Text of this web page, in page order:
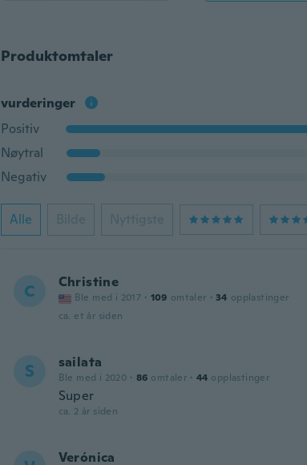
Produktomtaler
vurderinger
Positiv
Nøytral
Negativ
Alle Bilde Nyttigste
C Christine
Ble med i 2017 · 109 omtaler · 34 opplastinger
ca. et år siden
S sailata
Ble med i 2020 · 86 omtaler · 44 opplastinger
Super
ca. 2 år siden
Verónica